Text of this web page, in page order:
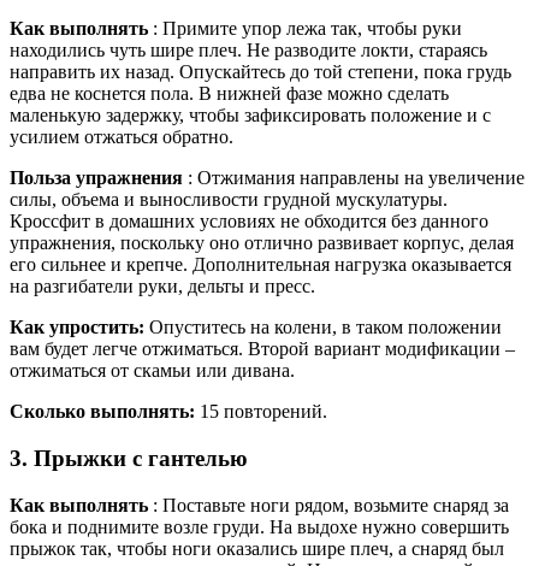
Как выполнять : Примите упор лежа так, чтобы руки
находились чуть шире плеч. Не разводите локти, стараясь
направить их назад. Опускайтесь до той степени, пока грудь
едва не коснется пола. В нижней фазе можно сделать
маленькую задержку, чтобы зафиксировать положение и с
усилием отжаться обратно.
Польза упражнения : Отжимания направлены на увеличение
силы, объема и выносливости грудной мускулатуры.
Кроссфит в домашних условиях не обходится без данного
упражнения, поскольку оно отлично развивает корпус, делая
его сильнее и крепче. Дополнительная нагрузка оказывается
на разгибатели руки, дельты и пресс.
Как упростить: Опуститесь на колени, в таком положении
вам будет легче отжиматься. Второй вариант модификации –
отжиматься от скамьи или дивана.
Сколько выполнять: 15 повторений.
3. Прыжки с гантелью
Как выполнять : Поставьте ноги рядом, возьмите снаряд за
бока и поднимите возле груди. На выдохе нужно совершить
прыжок так, чтобы ноги оказались шире плеч, а снаряд был